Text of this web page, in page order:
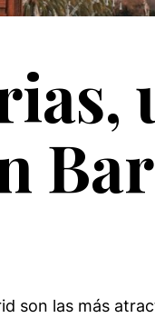
son las más